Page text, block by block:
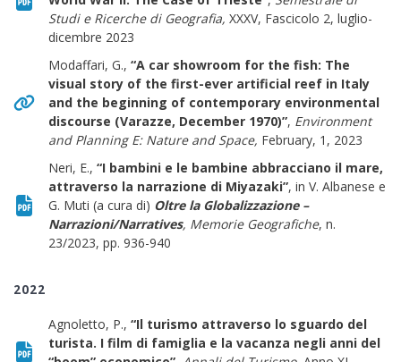
Studi e Ricerche di Geografia, XXXV, Fascicolo 2, luglio-
dicembre 2023
Modaffari, G., “A car showroom for the fish: The
visual story of the first-ever artificial reef in Italy
and the beginning of contemporary environmental
discourse (Varazze, December 1970)”, Environment
and Planning E: Nature and Space, February, 1, 2023
Neri, E., “I bambini e le bambine abbracciano il mare,
attraverso la narrazione di Miyazaki”, in V. Albanese e
G. Muti (a cura di) Oltre la Globalizzazione –
Narrazioni/Narratives, Memorie Geografiche, n.
23/2023, pp. 936-940
2022
Agnoletto, P., “Il turismo attraverso lo sguardo del
turista. I film di famiglia e la vacanza negli anni del